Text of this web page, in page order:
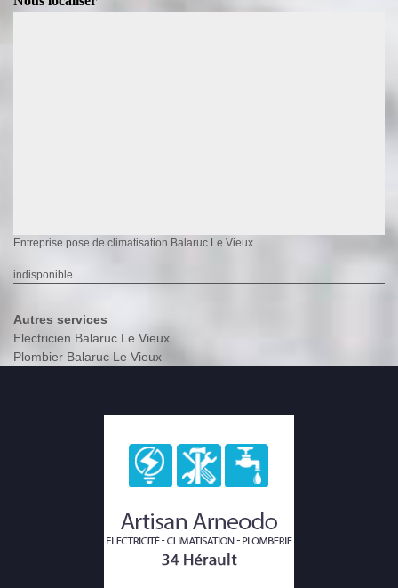
Entreprise pose de climatisation Balaruc Le Vieux
indisponible
Autres services
Electricien Balaruc Le Vieux
Plombier Balaruc Le Vieux